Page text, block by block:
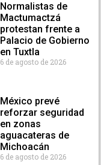
Normalistas de
Mactumactzá
protestan frente a
Palacio de Gobierno
en Tuxtla
6 de agosto de 2026
México prevé
reforzar seguridad
en zonas
aguacateras de
Michoacán
6 de agosto de 2026